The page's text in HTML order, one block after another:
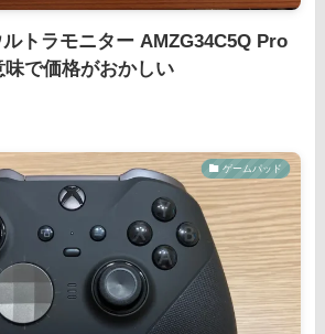
トラモニター AMZG34C5Q Pro
で価格がおかしい
ゲームパッド